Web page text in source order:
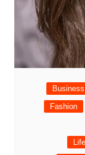
Business
Fashion